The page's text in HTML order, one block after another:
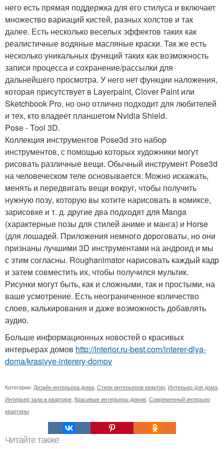
него есть прямая поддержка для его стилуса и включает
множество вариаций кистей, разных холстов и так
далее. Есть несколько веселых эффектов таких как
реалистичные водяные масляные краски. Так же есть
несколько уникальных функций таких как возможность
записи процесса и сохранение/рассылки для
дальнейшего просмотра. У него нет функции наложения,
которая присутствует в Layerpaint, Clover Paint или
Sketchbook Pro, но оно отлично подходит для любителей
и тех, кто владеет планшетом Nvidia Shield.
Pose - Tool 3D.
Коллекция инструментов Pose3d это набор
инструментов, с помощью которых художники могут
рисовать различные вещи. Обычный инструмент Pose3d
на человеческом теле основывается. Можно искажать,
менять и передвигать вещи вокруг, чтобы получить
нужную позу, которую вы хотите нарисовать в комиксе,
зарисовке и т. д. другие два подходят для Manga
(характерные позы для стилей аниме и манга) и Horse
(для лошадей. Приложения немного дороговаты, но они
признаны лучшими 3D инструментами на андроид и мы
с этим согласны. Roughanimator нарисовать каждый кадр
и затем совместить их, чтобы получился мультик.
Рисунки могут быть, как и сложными, так и простыми, на
ваше усмотрение. Есть неограниченное количество
слоев, калькирования и даже возможность добавлять
аудио.
Больше информационных новостей о красивых
интерьерах домов http://interior.ru-best.com/interer-dlya-
doma/krasivye-interery-domov
Категории: Дизайн интерьера дома, Стили интерьеров квартир, Интерьер для дома,
Интерьер зала в квартире, Красивые интерьеры домов, Современный интерьер
квартиры
Читайте также